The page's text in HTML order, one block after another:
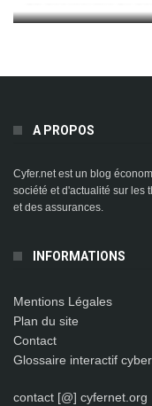
A PROPOS
Cyfer.net est un blog
société et d'actualité sur les
et des assurances.
INFORMATIONS
Mentions Légales
Plan du site
Contact
Glossaire interactif
contact [@] cyfernet.org